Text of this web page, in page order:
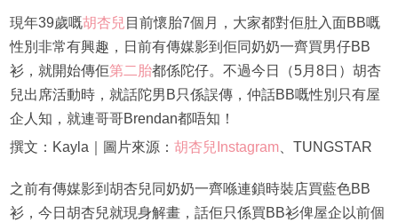
現年39歲嘅胡杏兒 目前懷胎7個月，大家都對佢肚入面BB嘅
性別非常有興趣，日前有傳媒影到佢同奶奶一齊買男仔BB
衫，就開始傳佢第二胎都係陀仔。不過今日（5月8日）胡杏
兒出席活動時，就話陀男B只係誤傳，仲話BB嘅性別只有屋
企人知，就連哥哥Brendan都唔知！
撰文：Kayla｜圖片來源： 胡杏兒Instagram、TUNGSTAR
之前有傳媒影到胡杏兒同奶奶一齊喺連鎖時裝店買藍色BB
衫，今日胡杏兒就現身解畫，話佢只係買BB衫俾屋企以前個